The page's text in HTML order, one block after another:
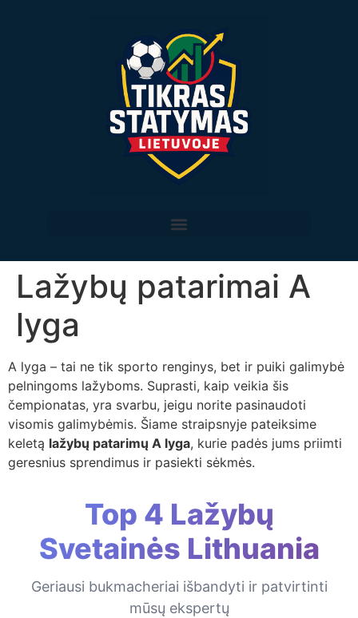
Lažybų patarimai A
lyga
A lyga – tai ne tik sporto renginys, bet ir puiki galimybė
pelningoms lažyboms. Suprasti, kaip veikia šis
čempionatas, yra svarbu, jeigu norite pasinaudoti
visomis galimybėmis. Šiame straipsnyje pateiksime
keletą lažybų patarimų A lyga, kurie padės jums priimti
geresnius sprendimus ir pasiekti sėkmės.
Top 4 Lažybų
Svetainės Lithuania
Geriausi bukmacheriai išbandyti ir patvirtinti
mūsų ekspertų